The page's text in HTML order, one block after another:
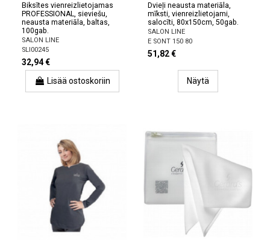
Biksītes vienreizlietojamas
PROFESSIONAL, sieviešu,
neausta materiāla, baltas,
100gab.
SALON LINE
SLI00245
32,94 €
Lisää ostoskoriin
Dvieļi neausta materiāla,
mīksti, vienreizlietojami,
salocīti, 80x150cm, 50gab.
SALON LINE
E SONT 150 80
51,82 €
Näytä